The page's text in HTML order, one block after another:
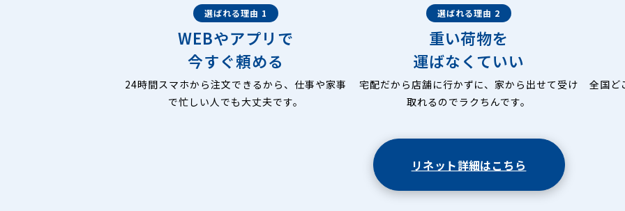
選ばれる理由 1
WEBやアプリで
今すぐ頼める
24時間スマホから注文できるから、仕事や家事
で忙しい人でも大丈夫です。
選ばれる理由 2
重い荷物を
運ばなくていい
宅配だから店舗に行かずに、家から出せて受け
取れるのでラクちんです。
全国ど
リネット詳細はこちら